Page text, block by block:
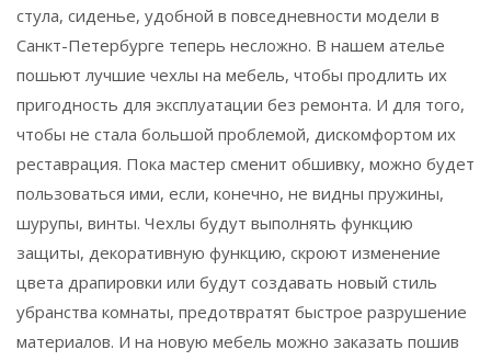
стула, сиденье, удобной в повседневности модели в
Санкт-Петербурге теперь несложно. В нашем ателье
пошьют лучшие чехлы на мебель, чтобы продлить их
пригодность для эксплуатации без ремонта. И для того,
чтобы не стала большой проблемой, дискомфортом их
реставрация. Пока мастер сменит обшивку, можно будет
пользоваться ими, если, конечно, не видны пружины,
шурупы, винты. Чехлы будут выполнять функцию
защиты, декоративную функцию, скроют изменение
цвета драпировки или будут создавать новый стиль
убранства комнаты, предотвратят быстрое разрушение
материалов. И на новую мебель можно заказать пошив